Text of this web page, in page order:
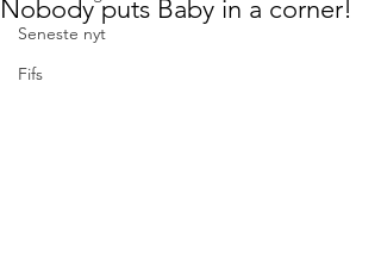
Seneste nyt
Fifs
Nobody puts Baby in a corner!